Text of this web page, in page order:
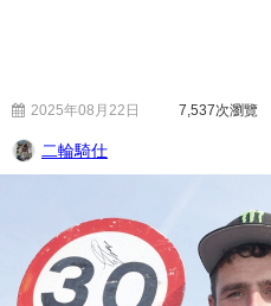
2025年08月22日 7,537次瀏覽
二輪騎仕